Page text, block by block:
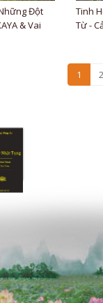
Đột
& Vai
Tinh
Từ -
1 2